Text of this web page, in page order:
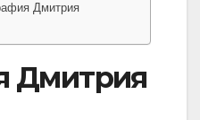
Дмитрия
Дмитрия